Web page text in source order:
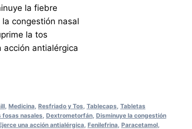
la fiebre
la congestión nasal
la tos
acción antialérgica
, Medicina, Resfriado y Tos Tablecaps Tabletas
fosas nasales Dextrometorfán, Disminuye la congestión
una acción antialérgica, Fenilefrina, Paracetamol,